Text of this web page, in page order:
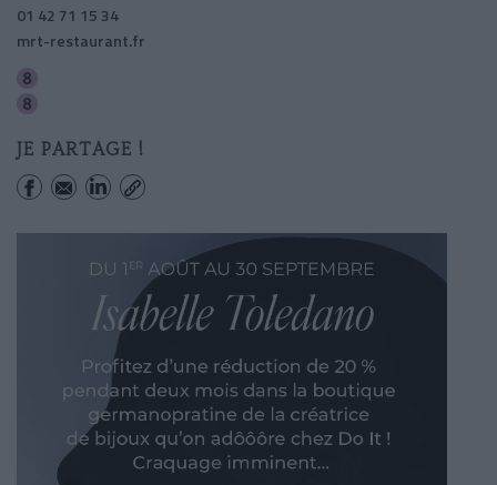
01 42 71 15 34
mrt-restaurant.fr
JE PARTAGE !